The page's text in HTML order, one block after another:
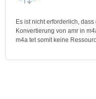
Es ist nicht erforderlich,
Konvertierung von amr in
m4a tet somit keine